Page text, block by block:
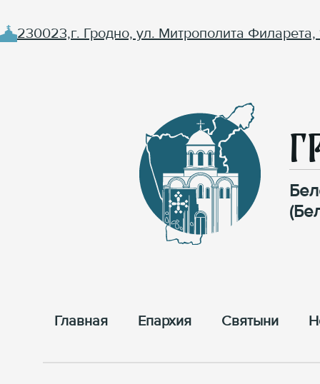
230023,г. Гродно, ул. Митрополита Филарета,
Главная Епархия Cвятыни